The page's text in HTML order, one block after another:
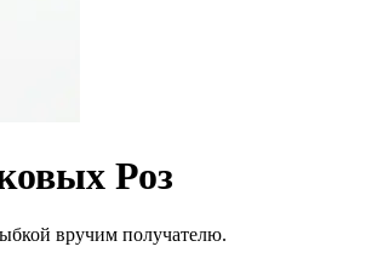
Роз
вручим получателю.